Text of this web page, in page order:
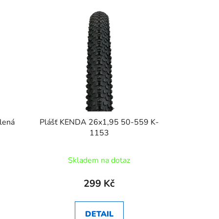
Plášť KENDA 26x1,95 50-559 K-
1153
Skladem na dotaz
299 Kč
DETAIL